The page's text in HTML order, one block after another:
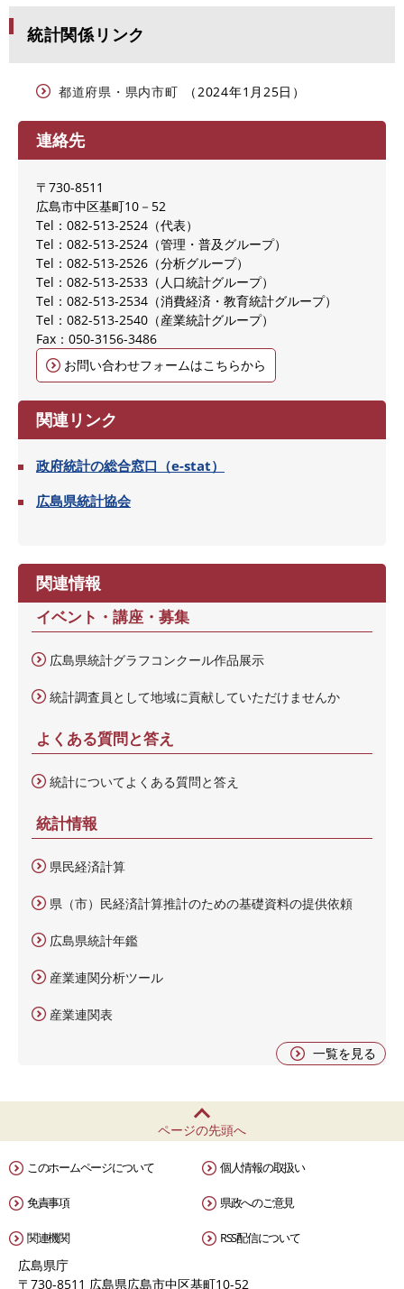
統計関係リンク
都道府県・県内市町 2024年1月25日
連絡先
〒730-8511
広島市中区基町10－52
Tel：082-513‐2524
代表
Tel：082-513-2524
管理・普及グループ
Tel：082-513-2526
分析グループ
Tel：082-513-2533
人口統計グループ
Tel：082-513-2534
消費経済・教育統計グループ
Tel：082-513-2540
産業統計グループ
Fax：050-3156-3486
お問い合わせフォームはこちらから
関連リンク
政府統計の総合窓口（e-stat）
広島県統計協会
関連情報
イベント・講座・募集
広島県統計グラフコンクール作品展示
統計調査員として地域に貢献していただけませんか
よくある質問と答え
統計についてよくある質問と答え
統計情報
県民経済計算
県（市）民経済計算推計のための基礎資料の提供依頼
広島県統計年鑑
産業連関分析ツール
産業連関表
一覧を見る
ページの先頭へ
このホームページについて 個人情報の取扱い
免責事項 県政へのご意見
関連機関 RSS配信について
広島県庁
〒730-8511 広島県広島市中区基町10-52